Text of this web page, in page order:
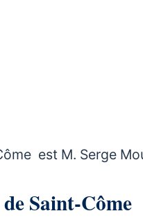
est M. Serge
de Saint-Côme